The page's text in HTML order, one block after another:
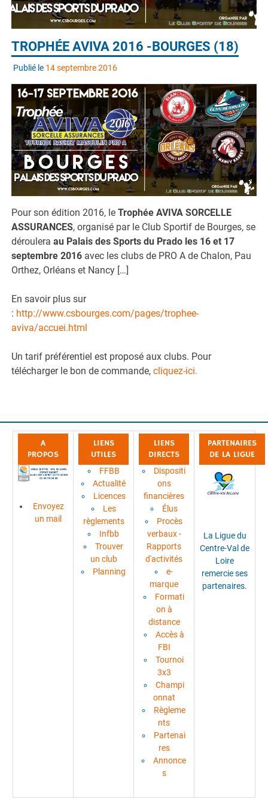
TROPHÉE AVIVA 2016 -BOURGES (18)
Publié le 14 septembre 2016
Pour son édition 2016, le Trophée AVIVA SORCELLE
ASSURANCES, organisé par le Club Sportif de Bourges, se
dérouleraau Palais des Sports du Prado les 16 et 17
septembre 2016 avec les clubs de PRO A de Chalon, Pau
Orthez, Orléans et Nancy […]
En savoir plus sur
: http://www.csbourges.com/pages/trophee-
aviva/accuei.html
Un tarif préférentiel est proposé aux clubs. Pour
télécharger le bon de commande,cliquez-ici.
A
PROPOS
Envoyez
un mail
LIENS
UTILES
FFBB
Actualité
Licences
Les
règlements
Infbb
Trouver
un club
Planning
LIENS
DIRECTS
Dispositi
ons
financières
Élus
Procès
verbaux -
Rapports
d'activités
e-
marque
Formati
on à
distance
Accès à
FBI
Tournoi
3x3
Champi
onnat
Règleme
nts
Partenai
res
Annonce
s
PARTENAIRES
DE LA LIGUE
La Ligue du
Centre-Val de
Loire
remercie ses
partenaires.